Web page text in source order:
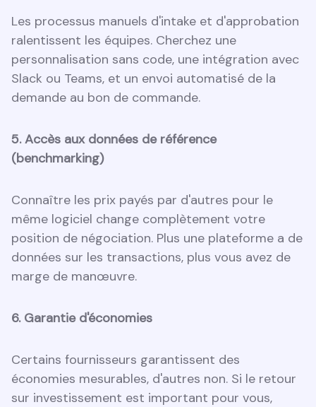
Les processus manuels d'intake et d'approbation
ralentissent les équipes. Cherchez une
personnalisation sans code, une intégration avec
Slack ou Teams, et un envoi automatisé de la
demande au bon de commande.
5. Accès aux données de référence
(benchmarking)
Connaître les prix payés par d'autres pour le
même logiciel change complètement votre
position de négociation. Plus une plateforme a de
données sur les transactions, plus vous avez de
marge de manœuvre.
6. Garantie d'économies
Certains fournisseurs garantissent des
économies mesurables, d'autres non. Si le retour
sur investissement est important pour vous,